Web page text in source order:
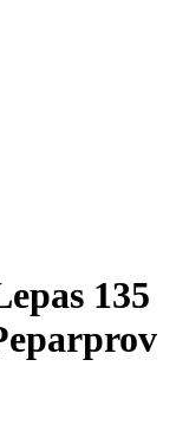
135